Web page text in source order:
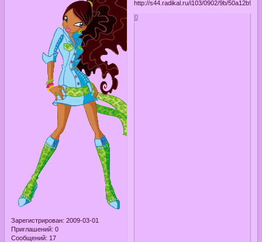
Зарегистрирован: 2009-03-01
Приглашений: 0
Сообщений: 17
0